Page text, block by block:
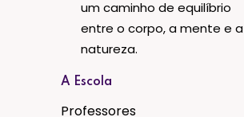
um caminho de equilíbrio
entre o corpo, a mente e a
natureza.
A Escola
Professores